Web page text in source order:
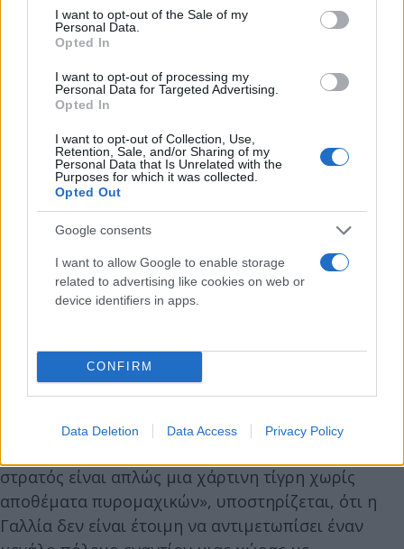
consent section.
I want to opt-out of the Sale of my
Personal Data.
Opted In
I want to opt-out of processing my
Personal Data for Targeted Advertising.
Opted In
I want to opt-out of Collection, Use,
Retention, Sale, and/or Sharing of my
Personal Data that Is Unrelated with the
Purposes for which it was collected.
Opted Out
Google consents
I want to allow Google to enable storage
related to advertising like cookies on web or
device identifiers in apps.
CONFIRM
Data Deletion Data Access Privacy Policy
Από την άλλη, ωστόσο σε κείμενο του
εξειδικευμένου στα στρατιωτικά ζητήματα
γαλλικού think tank Mars, που δημοσιεύτηκε στην
στρατός είναι απλώς μια χάρτινη τίγρη χωρίς
αποθέματα πυρομαχικών», υποστηρίζεται, ότι η
Γαλλία δεν είναι έτοιμη να αντιμετωπίσει έναν